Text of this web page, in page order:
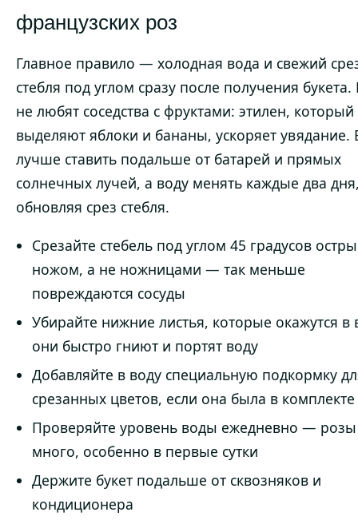
французских роз
Главное правило — холодная вода и свежий
стебля под углом сразу после получения
не любят соседства с фруктами: этилен, который
выделяют яблоки и бананы, ускоряет увядание.
лучше ставить подальше от батарей и прямых
солнечных лучей, а воду менять каждые два
обновляя срез стебля.
Срезайте стебель под углом 45 градусов
ножом, а не ножницами — так меньше
повреждаются сосуды
Убирайте нижние листья, которые окажутся
они быстро гниют и портят воду
Добавляйте в воду специальную подкормку
срезанных цветов, если она была в комплекте
Проверяйте уровень воды ежедневно —
много, особенно в первые сутки
Держите букет подальше от сквозняков и
кондиционера